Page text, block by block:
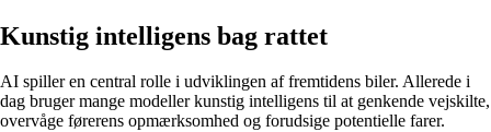
Kunstig intelligens bag rattet
AI spiller en central rolle i udviklingen af fremtidens biler. Allerede i
dag bruger mange modeller kunstig intelligens til at genkende vejskilte,
overvåge førerens opmærksomhed og forudsige potentielle farer.